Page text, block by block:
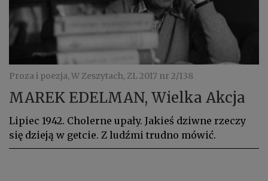
Proza i poezja, W Zeszytach, ZL 2017 nr 2/138
MAREK EDELMAN, Wielka Akcja
Lipiec 1942. Cholerne upały. Jakieś dziwne rzeczy
się dzieją w getcie. Z ludźmi trudno mówić.